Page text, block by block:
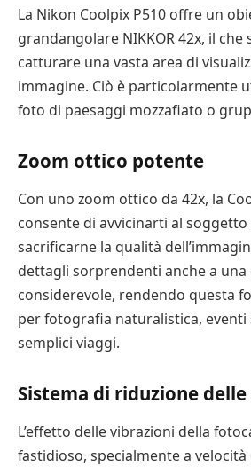
La Nikon Coolpix P510 offre un
grandangolare NIKKOR 42x, il
catturare una vasta area di
immagine. Ciò è particolarmente
foto di paesaggi mozzafiato o
Zoom ottico potente
Con uno zoom ottico da 42x, la
consente di avvicinarti al
sacrificarne la qualità
dettagli sorprendenti anche a una
considerevole, rendendo questa
per fotografia naturalistica,
semplici viaggi.
Sistema di riduzione
L’effetto delle vibrazioni della
fastidioso, specialmente a